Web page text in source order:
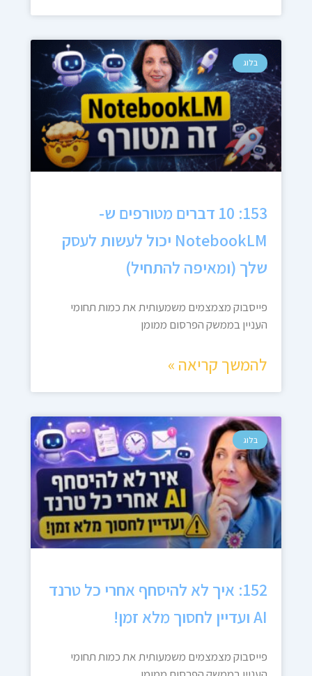
בלוג
153: 10 דברים מטורפים ש-
NotebookLM יכול לעשות לעסק
שלך (ומאיפה להתחיל)
פייסבוק מצמצמים משמעותית את כמות תחומי
העניין בממשק הפרסום ממומן
להמשך קריאה »
בלוג
152: איך לא להיסחף אחרי כל טרנד
AI ועדיין לחסוך מלא זמן!
פייסבוק מצמצמים משמעותית את כמות תחומי